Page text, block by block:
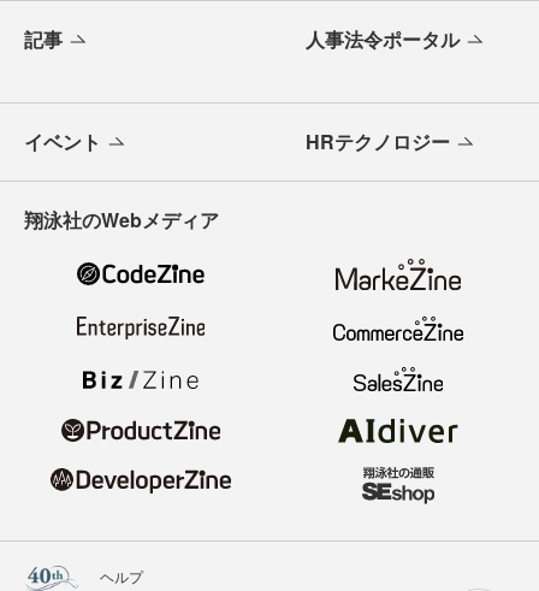
記事 人事法令ポータル
イベント HRテクノロジー
翔泳社のWebメディア
ヘルプ